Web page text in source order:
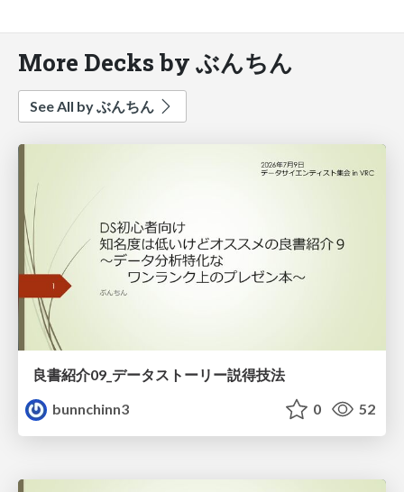
More Decks by ぶんちん
See All by ぶんちん
良書紹介09_データストーリー説得技法
bunnchinn3
0 52